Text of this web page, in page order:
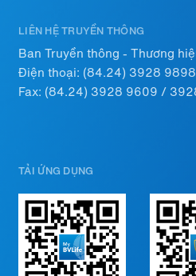
LIÊN HỆ TRUYỀN THÔNG
Ban Truyền thông - Thương
Điện thoại: (84.24) 3928 9898
Fax: (84.24) 3928 9609 /
TẢI ỨNG DỤNG